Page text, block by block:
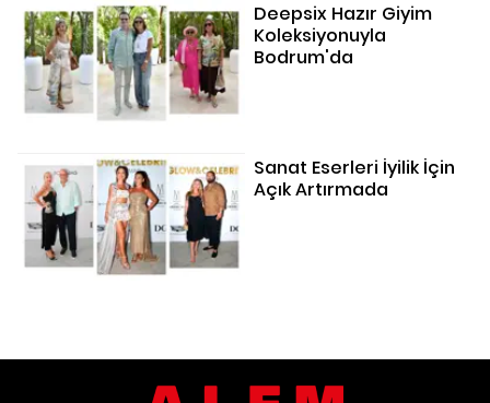
Deepsix Hazır Giyim
Koleksiyonuyla
Bodrum'da
Sanat Eserleri İyilik İçin
Açık Artırmada